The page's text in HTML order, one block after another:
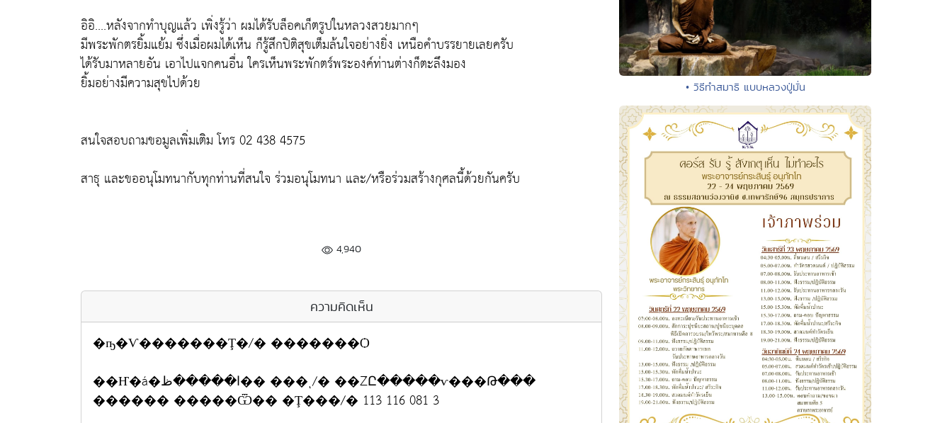
อิอิ....หลังจากทำบุญแล้ว เพิ่งรู้ว่า ผมได้รับล็อคเก็ตรูปในหลวงสวยมากๆ
มีพระพักตรยิ้มแย้ม ซึ่งเมื่อผมได้เห็น ก็รู้สึกปิติสุขเต็มล้นใจอย่างยิ่ง เหนือคำบรรยายเลยครับ
ได้รับมาหลายอัน เอาไปแจกคนอื่น ใครเห็นพระพักตร์พระองค์ท่านต่างก็ตะลึงมอง
ยิ้มอย่างมีความสุขไปด้วย
สนใจสอบถามขอมูลเพิ่มเติม โทร 02 438 4575
สาธุ และขออนุโมทนากับทุกท่านที่สนใจ ร่วมอนุโมทนา และ/หรือร่วมสร้างกุศลนี้ด้วยกันครับ
4,940
ความคิดเห็น
�ҧ�Ѵ�������Ţ�/� �������Ѻ
��Ҥ�á�ا�����ظ�� ���ͺ/� ��ŹԸ�����ѵ���Թ���
������ �����Ѿ�� �Ţ���/� 113 116 081 3
• วิธีทำสมาธิ แบบหลวงปู่มั่น